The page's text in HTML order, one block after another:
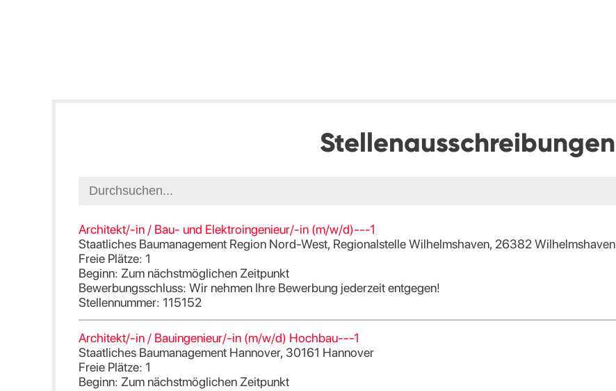
Stellenausschreibungen
Architekt/-in / Bau- und Elektroingenieur/-in (m/w/d)---1
Staatliches Baumanagement Region Nord-West, Regionalstelle Wilhelmshaven, 26382 Wilhelmshaven
Freie Plätze: 1
Beginn: Zum nächstmöglichen Zeitpunkt
Bewerbungsschluss: Wir nehmen Ihre Bewerbung jederzeit entgegen!
Stellennummer: 115152
Architekt/-in / Bauingenieur/-in (m/w/d) Hochbau---1
Staatliches Baumanagement Hannover, 30161 Hannover
Freie Plätze: 1
Beginn: Zum nächstmöglichen Zeitpunkt